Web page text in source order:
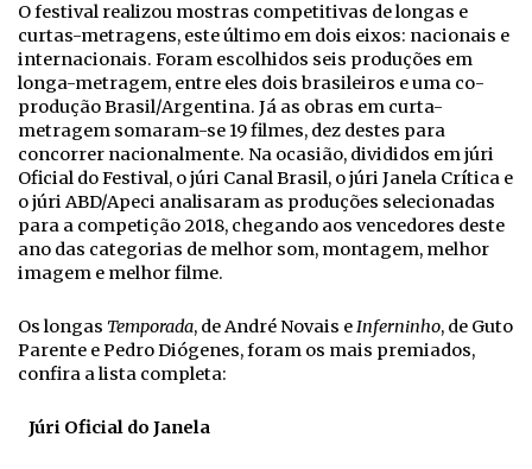
O festival realizou mostras competitivas de longas e
curtas-metragens, este último em dois eixos: nacionais e
internacionais. Foram escolhidos seis produções em
longa-metragem, entre eles dois brasileiros e uma co-
produção Brasil/Argentina. Já as obras em curta-
metragem somaram-se 19 filmes, dez destes para
concorrer nacionalmente. Na ocasião, divididos em júri
Oficial do Festival, o júri Canal Brasil, o júri Janela Crítica e
o júri ABD/Apeci analisaram as produções selecionadas
para a competição 2018, chegando aos vencedores deste
ano das categorias de melhor som, montagem, melhor
imagem e melhor filme.
Os longas Temporada, de André Novais eInferninho, de Guto
Parente e Pedro Diógenes, foram os mais premiados,
confira a lista completa:
Júri Oficial do Janela